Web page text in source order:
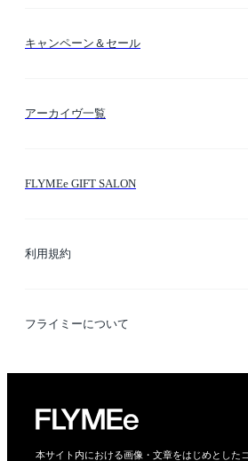
キャンペーン＆セール
アーカイヴ一覧
FLYMEe GIFT SALON
利用規約
利用規約
フライミーについて
会社概要
本サイト内における画像・文章をはじめとした